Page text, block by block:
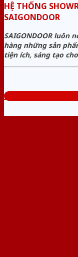
HỆ THỐNG
SAIGONDOOR
SAIGONDOOR luôn
hàng những sản
tiện ích, sáng tạo